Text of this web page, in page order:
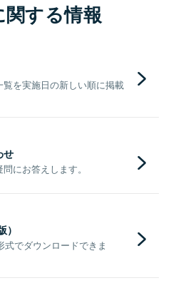
する情報
を実施日の新しい順に掲載
せ
にお答えします。
でダウンロードできま